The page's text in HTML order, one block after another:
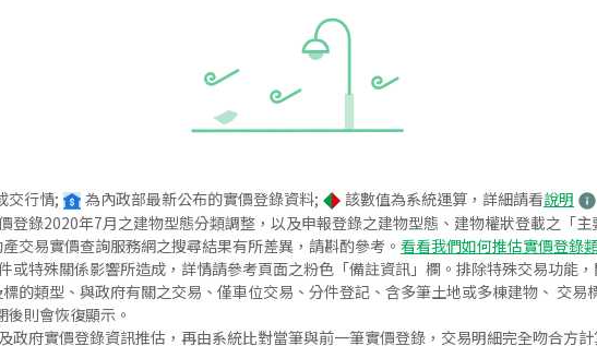
交行情; 為內政部最新公布的實價登錄資料; 該數值為系統運算，詳細請看說明
登錄2020年7月之建物型態分類調整，以及申報登錄之建物型態、建物權狀登載之「
交易實價查詢服務網之搜尋結果有所差異，請斟酌參考。 看看我們如何推估實價登錄
或特殊關係影響所造成，詳情請參考頁面之粉色「備註資訊」欄。排除特殊交易功能
的類型、與政府有關之交易、僅車位交易、分件登記、含多筆土地或多棟建物、 交易
後則會恢復顯示。
政府實價登錄資訊推估，再由系統比對當筆與前一筆實價登錄，交易明細完全吻合方